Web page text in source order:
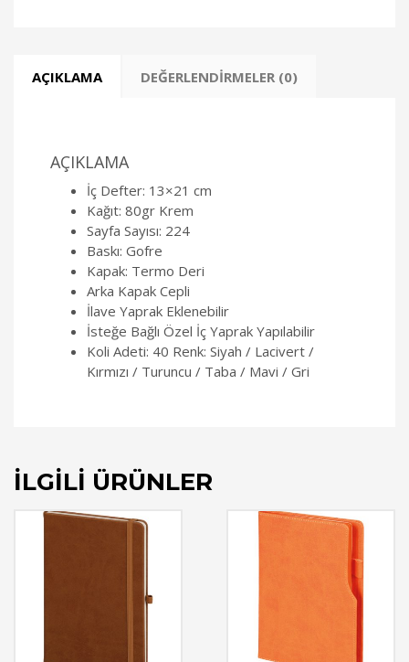
AÇIKLAMA DEĞERLENDIRMELER (0)
AÇIKLAMA
İç Defter: 13×21 cm
Kağıt: 80gr Krem
Sayfa Sayısı: 224
Baskı: Gofre
Kapak: Termo Deri
Arka Kapak Cepli
İlave Yaprak Eklenebilir
İsteğe Bağlı Özel İç Yaprak Yapılabilir
Koli Adeti: 40 Renk: Siyah / Lacivert /
Kırmızı / Turuncu / Taba / Mavi / Gri
İLGILI ÜRÜNLER